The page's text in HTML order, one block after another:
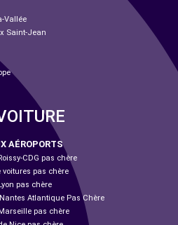
Vallée
Saint-Jean
AÉROPORTS
CDG pas chère
voitures pas chère
pas chère
Atlantique Pas Chère
pas chère